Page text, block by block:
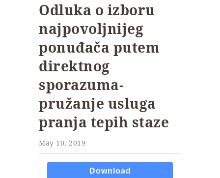
Odluka o izboru
najpovoljnijeg
ponuđača putem
direktnog
sporazuma-
pružanje usluga
pranja tepih staze
May 10, 2019
Download